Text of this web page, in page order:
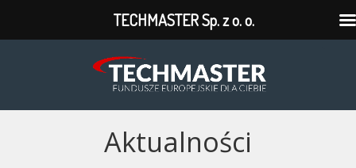
TECHMASTER
Aktualności
TECHMASTER Sp. z o. o.